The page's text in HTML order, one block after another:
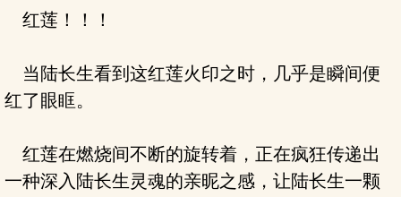
红莲！！！
当陆长生看到这红莲火印之时，几乎是瞬间便
红了眼眶。
红莲在燃烧间不断的旋转着，正在疯狂传递出
一种深入陆长生灵魂的亲昵之感，让陆长生一颗